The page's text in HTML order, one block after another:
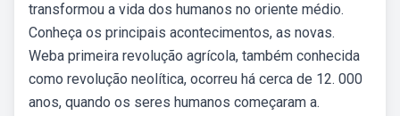
transformou a vida dos humanos no oriente médio.
Conheça os principais acontecimentos, as novas.
Weba primeira revolução agrícola, também conhecida
como revolução neolítica, ocorreu há cerca de 12. 000
anos, quando os seres humanos começaram a.